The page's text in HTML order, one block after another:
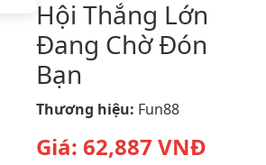
Hội Thắng Lớn
Đang Chờ Đón
Bạn
Thương hiệu: Fun88
Giá: 62,887 VNĐ